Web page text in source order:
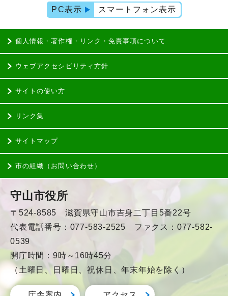
PC表示 スマートフォン表示
個人情報・著作権・リンク・免責事項について
ウェブアクセシビリティ方針
サイトの使い方
リンク集
サイトマップ
市の組織（お問い合わせ）
守山市役所
〒524-8585 滋賀県守山市吉身二丁目5番22号
代表電話番号：077-583-2525 ファクス：077-582-
0539
開庁時間：9時～16時45分
（土曜日、日曜日、祝休日、年末年始を除く）